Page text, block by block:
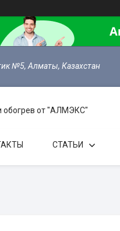
№5, Алматы, Казахстан
обогрев от "АЛМЭКС"
СТАТЬИ